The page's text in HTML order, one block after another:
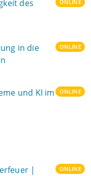
des
ONLINE
in die
ONLINE
und KI im
ONLINE
|
ONLINE